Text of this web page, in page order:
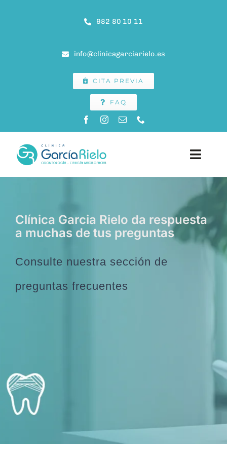
982 80 10 11
info@clinicagarciarielo.es
CITA PREVIA
FAQ
Toggle
CLÍNICA
Clínica Garcia Rielo da respuesta
a muchas de tus preguntas
Consulte nuestra sección de
preguntas frecuentes